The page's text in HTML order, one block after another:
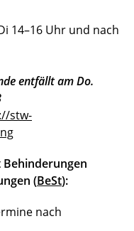
14–16 Uhr und nach
entfällt am Do.
stw-
(BeSt):
nach